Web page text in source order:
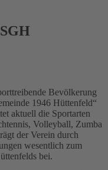
Bevölkerung
1946 Hüttenfeld“
aktuell die Sportarten
Volleyball, Zumba
der Verein durch
wesentlich zum
bei.